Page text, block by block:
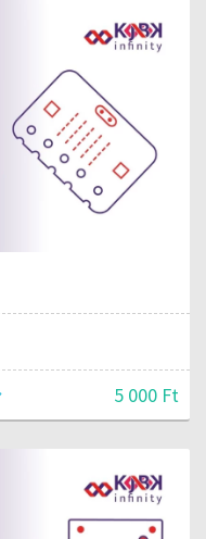
5 000 Ft